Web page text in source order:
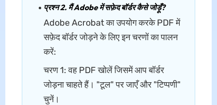
प्रश्न 2. मैं Adobe में सफ़ेद बॉर्डर कैसे जोड़ूँ?
Adobe Acrobat का उपयोग करके PDF में
सफ़ेद बॉर्डर जोड़ने के लिए इन चरणों का पालन
करें:
चरण 1: वह PDF खोलें जिसमें आप बॉर्डर
जोड़ना चाहते हैं। "टूल" पर जाएँ और "टिप्पणी"
चुनें।